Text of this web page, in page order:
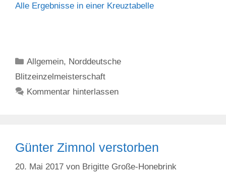
Alle Ergebnisse in einer Kreuztabelle
Kategorien
Allgemein, Norddeutsche
Blitzeinzelmeisterschaft
Kommentar hinterlassen
Günter Zimnol verstorben
20. Mai 2017 von Brigitte Große-Honebrink